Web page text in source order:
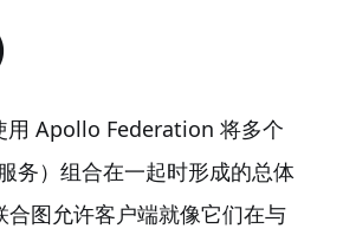
用 Apollo Federation 将多个
务）组合在一起时形成的总体
合图允许客户端就像它们在与